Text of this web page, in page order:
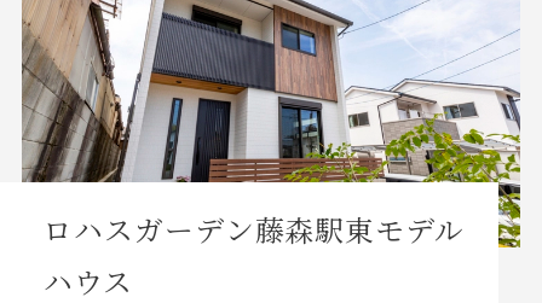
ロハスガーデン藤森駅東モデル
ハウス